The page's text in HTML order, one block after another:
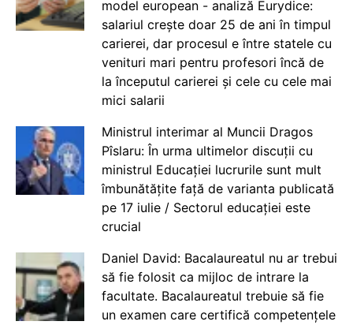
model european - analiză Eurydice:
salariul crește doar 25 de ani în timpul
carierei, dar procesul e între statele cu
venituri mari pentru profesori încă de
la începutul carierei și cele cu cele mai
mici salarii
Ministrul interimar al Muncii Dragos
Pîslaru: În urma ultimelor discuții cu
ministrul Educației lucrurile sunt mult
îmbunătățite față de varianta publicată
pe 17 iulie / Sectorul educației este
crucial
Daniel David: Bacalaureatul nu ar trebui
să fie folosit ca mijloc de intrare la
facultate. Bacalaureatul trebuie să fie
un examen care certifică competențele